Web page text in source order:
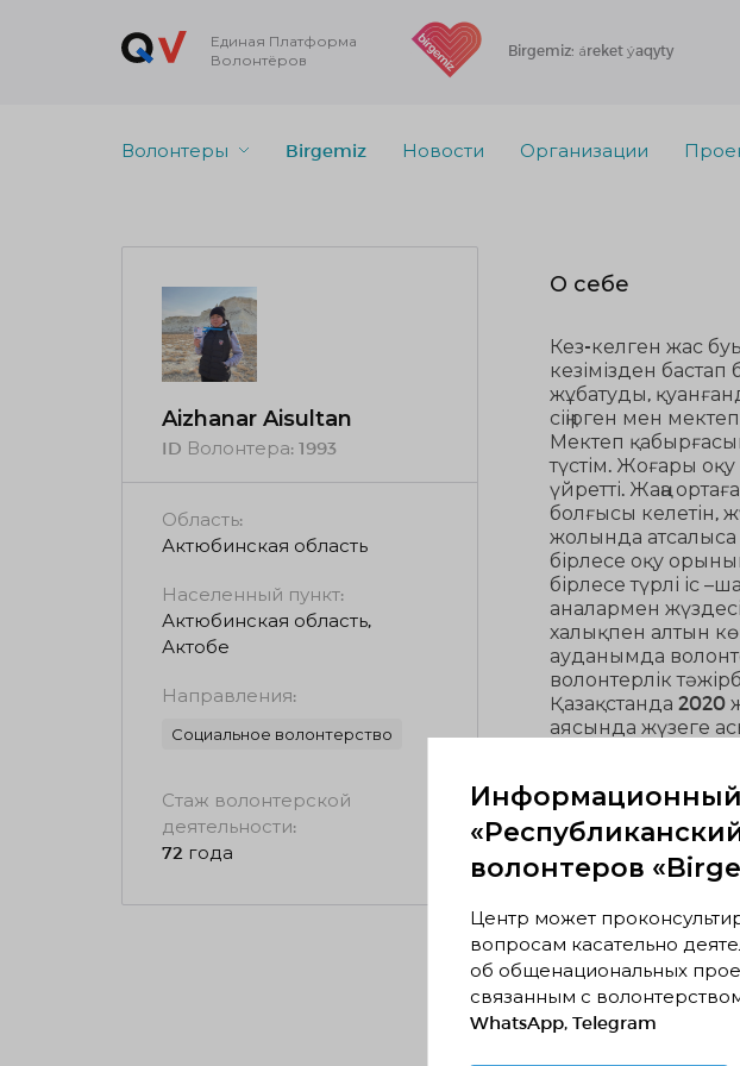
Единая Платформа
Волонтёров
Birgemiz: áreket ýaqyty
Волонтеры Birgemiz Новости Организации
Aizhanar Aisultan
ID Волонтера: 1993
Область:
Актюбинская область
Населенный пункт:
Актюбинская область,
Актобе
Направления:
Социальное волонтерство
Стаж волонтерской
деятельности:
72 года
О себе
Кез-келген жас
кезімізден бастап
жұбатуды,
сіңірген мен
Мектеп
түстім. Жоғары
үйретті. Жаңа
болғысы келетін,
жолында атсалыса
бірлесе оқу
бірлесе түрлі іс
аналармен
халықпен алтын
ауданымда
волонтерлік
Қазақстанда
аясында жүзеге
mura»,
жұмыстар
ауданымыздың
плогингтерге
нәтижесінде қ
mura» бағыты
ескерткіш
бойынша аудан
ата–ананың
жұмыстарын
жастар
ауданның
қатар төтенше
тарату және қарт
волонтеров
Центр может
вопросам касательно
об общенациональных
связанным с
WhatsApp, Telegram